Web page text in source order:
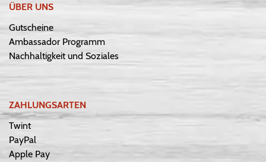
ÜBER UNS
Gutscheine
Ambassador Programm
Nachhaltigkeit und Soziales
ZAHLUNGSARTEN
Twint
PayPal
Apple Pay